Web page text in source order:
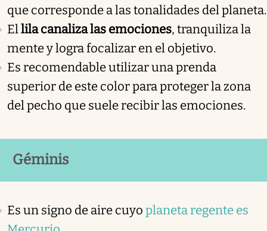
que corresponde a las tonalidades del planeta.
Ellila canaliza las emociones, tranquiliza la
mente y logra focalizar en el objetivo.
Es recomendable utilizar una prenda
superior de este color para proteger la zona
del pecho que suele recibir las emociones.
Géminis
Es un signo de aire cuyo planeta regente es